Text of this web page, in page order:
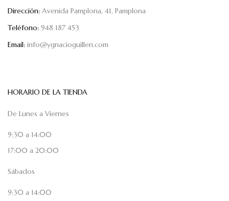
Dirección: Avenida Pamplona, 41, Pamplona
Teléfono: 948 187 453
Email: info@ygnacioguillen.com
HORARIO DE LA TIENDA
De Lunes a Viernes
9:30 a 14:00
17:00 a 20:00
Sábados
9:30 a 14:00